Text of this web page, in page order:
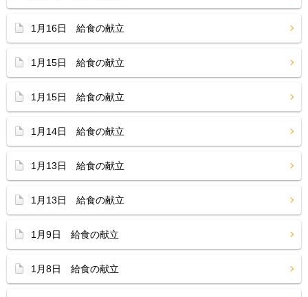
1月16日 給食の献立
1月15日 給食の献立
1月15日 給食の献立
1月14日 給食の献立
1月13日 給食の献立
1月13日 給食の献立
1月9日 給食の献立
1月8日 給食の献立